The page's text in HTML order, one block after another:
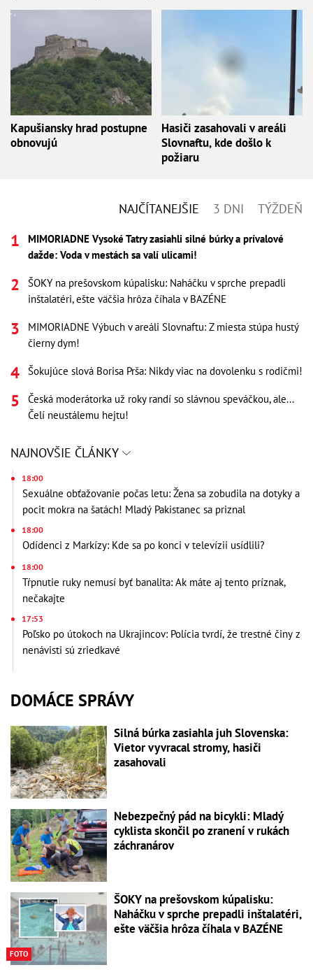
Kapušiansky hrad postupne
obnovujú
Hasiči zasahovali v areáli
Slovnaftu, kde došlo k
požiaru
NAJČÍTANEJŠIE 3 DNI TÝŽDEŇ
MIMORIADNE Vysoké Tatry zasiahli silné búrky a prívalové
dažde: Voda v mestách sa valí ulicami!
ŠOKY na prešovskom kúpalisku: Naháčku v sprche prepadli
inštalatéri, ešte väčšia hrôza číhala v BAZÉNE
MIMORIADNE Výbuch v areáli Slovnaftu: Z miesta stúpa hustý
čierny dym!
Šokujúce slová Borisa Prša: Nikdy viac na dovolenku s rodičmi!
Česká moderátorka už roky randí so slávnou speváčkou, ale...
Čelí neustálemu hejtu!
NAJNOVŠIE ČLÁNKY
18:00
Sexuálne obťažovanie počas letu: Žena sa zobudila na dotyky a
pocit mokra na šatách! Mladý Pakistanec sa priznal
18:00
Odídenci z Markízy: Kde sa po konci v televízii usídlili?
18:00
Tŕpnutie ruky nemusí byť banalita: Ak máte aj tento príznak,
nečakajte
17:53
Poľsko po útokoch na Ukrajincov: Polícia tvrdí, že trestné činy z
nenávisti sú zriedkavé
DOMÁCE SPRÁVY
Silná búrka zasiahla juh Slovenska:
Vietor vyvracal stromy, hasiči
zasahovali
Nebezpečný pád na bicykli: Mladý
cyklista skončil po zranení v rukách
záchranárov
FOTO
ŠOKY na prešovskom kúpalisku:
Naháčku v sprche prepadli inštalatéri,
ešte väčšia hrôza číhala v BAZÉNE